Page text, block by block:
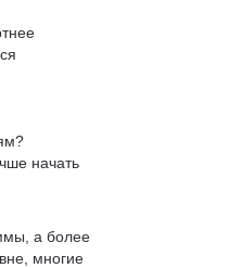
начать
а более
многие